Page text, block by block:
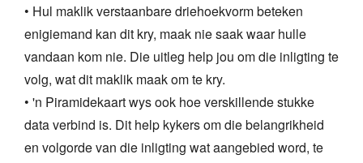
• Hul maklik verstaanbare driehoekvorm beteken
enigiemand kan dit kry, maak nie saak waar hulle
vandaan kom nie. Die uitleg help jou om die inligting te
volg, wat dit maklik maak om te kry.
• 'n Piramidekaart wys ook hoe verskillende stukke
data verbind is. Dit help kykers om die belangrikheid
en volgorde van die inligting wat aangebied word, te